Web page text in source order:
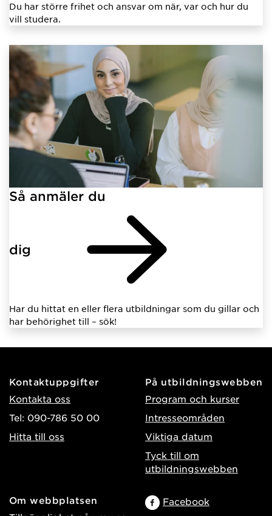
Du har större frihet och ansvar om när, var och hur du
vill studera.
Så anmäler du
dig
Har du hittat en eller flera utbildningar som du gillar och
har behörighet till – sök!
Kontaktuppgifter
Kontakta oss
Tel: 090-786 50 00
Hitta till oss
På utbildningswebben
Program och kurser
Intresseområden
Viktiga datum
Tyck till om
utbildningswebben
Om webbplatsen
Facebook